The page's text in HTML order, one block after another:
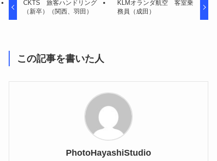
CKTS 旅客ハンドリング
（新卒）（関西、羽田）
KLMオランダ航空 客室乗
務員（成田）
この記事を書いた人
PhotoHayashiStudio